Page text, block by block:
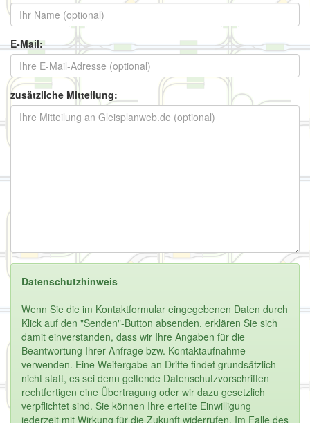
E-Mail:
zusätzliche Mitteilung:
Datenschutzhinweis
Wenn Sie die im Kontaktformular eingegebenen Daten durch
Klick auf den "Senden"-Button absenden, erklären Sie sich
damit einverstanden, dass wir Ihre Angaben für die
Beantwortung Ihrer Anfrage bzw. Kontaktaufnahme
verwenden. Eine Weitergabe an Dritte findet grundsätzlich
nicht statt, es sei denn geltende Datenschutzvorschriften
rechtfertigen eine Übertragung oder wir dazu gesetzlich
verpflichtet sind. Sie können Ihre erteilte Einwilligung
jederzeit mit Wirkung für die Zukunft widerrufen. Im Falle des